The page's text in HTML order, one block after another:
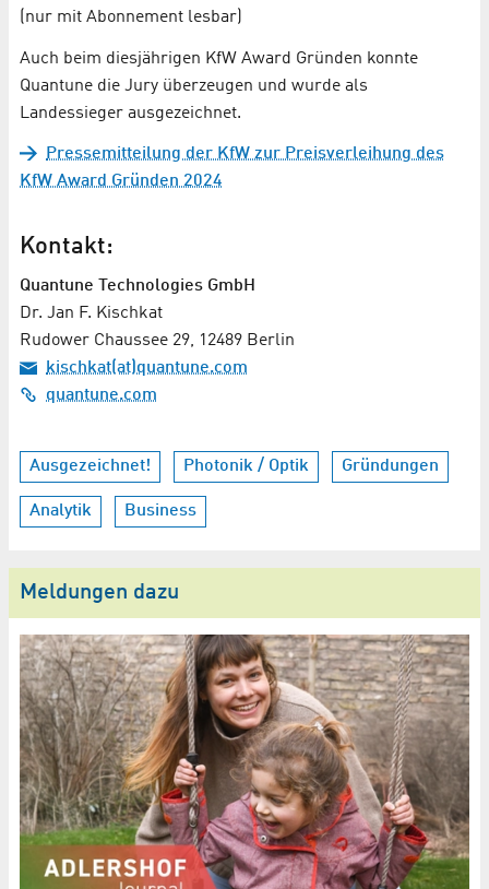
(nur mit Abonnement lesbar)
Auch beim diesjährigen KfW Award Gründen konnte
Quantune die Jury überzeugen und wurde als
Landessieger ausgezeichnet.
Pressemitteilung der KfW zur Preisverleihung des
KfW Award Gründen 2024
Kontakt:
Quantune Technologies GmbH
Dr. Jan F. Kischkat
Rudower Chaussee 29, 12489 Berlin
kischkat(at)quantune.com
quantune.com
Ausgezeichnet! Photonik / Optik Gründungen
Analytik Business
Meldungen dazu